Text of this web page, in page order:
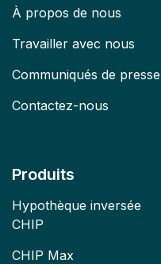
À propos de nous
Travailler avec nous
Communiqués de presse
Contactez-nous
Produits
Hypothèque inversée
CHIP
CHIP Max